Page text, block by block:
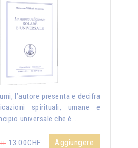
l’autore presenta e decifra
spirituali, umane e
universale che è …
13.00CHF Aggiungere